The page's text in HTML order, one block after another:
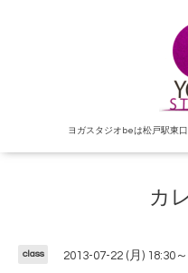
ヨガスタジオbeは松戸駅東
カ
class 2013-07-22 (月) 18:30